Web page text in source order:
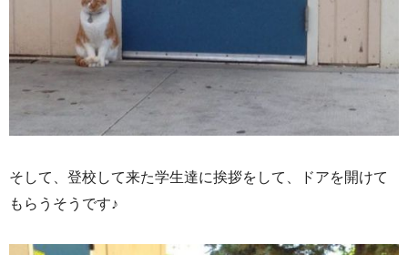
そして、登校して来た学生達に挨拶をして、ドアを開けて
もらうそうです♪